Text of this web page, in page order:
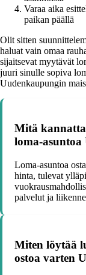
Varaa aika
paikan päällä
Olit sitten
haluat vain omaa
sijaitsevat myytävät
juuri sinulle sopiva
Uudenkaupungin
Mitä
loma-asuntoa
Loma-asuntoa
hinta, tulevat
palvelut ja
Miten löytää
ostoa varten